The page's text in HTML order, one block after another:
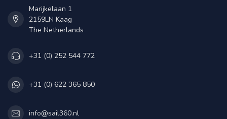
Marijkelaan 1
2159LN Kaag
The Netherlands
+31 (0) 252 544 772
+31 (0) 622 365 850
info@sail360.nl